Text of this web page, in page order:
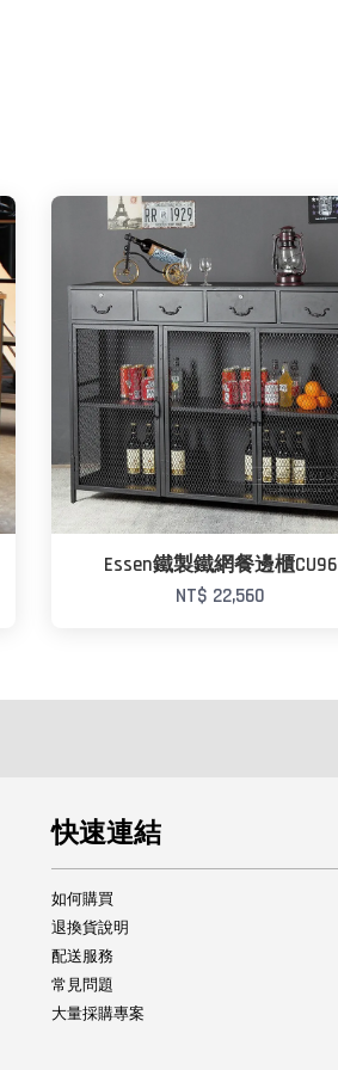
Essen鐵製鐵網餐邊櫃CU96
NT$ 22,560
快速連結
如何購買
退換貨說明
配送服務
常見問題
大量採購專案